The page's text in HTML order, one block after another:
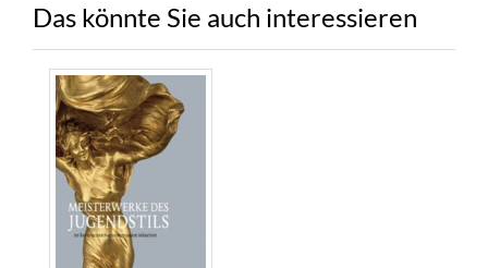
Das könnte Sie auch interessieren